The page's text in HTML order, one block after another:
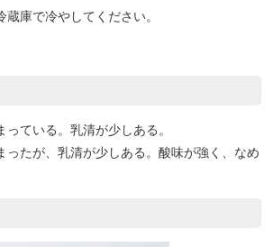
庫で冷やしてください。
ている。乳清が少しある。
たが、乳清が少しある。酸味が強く、なめ